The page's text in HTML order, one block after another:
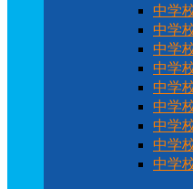
中学
中学
中学
中学
中学
中学
中学
中学
中学